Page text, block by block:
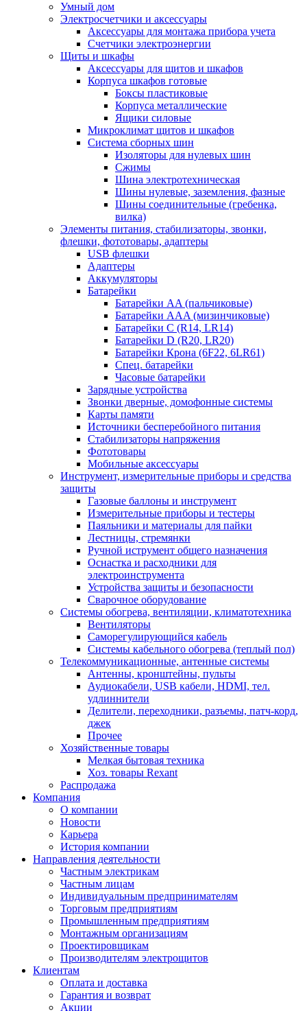
Умный дом
Электросчетчики и аксессуары
Аксессуары для монтажа прибора учета
Счетчики электроэнергии
Щиты и шкафы
Аксессуары для щитов и шкафов
Корпуса шкафов готовые
Боксы пластиковые
Корпуса металлические
Ящики силовые
Микроклимат щитов и шкафов
Система сборных шин
Изоляторы для нулевых шин
Сжимы
Шина электротехническая
Шины нулевые, заземления, фазные
Шины соединительные (гребенка,
вилка)
Элементы питания, стабилизаторы, звонки,
флешки, фототовары, адаптеры
USB флешки
Адаптеры
Аккумуляторы
Батарейки
Батарейки AA (пальчиковые)
Батарейки AAA (мизинчиковые)
Батарейки C (R14, LR14)
Батарейки D (R20, LR20)
Батарейки Крона (6F22, 6LR61)
Спец. батарейки
Часовые батарейки
Зарядные устройства
Звонки дверные, домофонные системы
Карты памяти
Источники бесперебойного питания
Стабилизаторы напряжения
Фототовары
Мобильные аксессуары
Инструмент, измерительные приборы и средства
защиты
Газовые баллоны и инструмент
Измерительные приборы и тестеры
Паяльники и материалы для пайки
Лестницы, стремянки
Ручной иструмент общего назначения
Оснастка и расходники для
электроинструмента
Устройства защиты и безопасности
Сварочное оборудование
Системы обогрева, вентиляции, климатотехника
Вентиляторы
Саморегулирующийся кабель
Системы кабельного обогрева (теплый пол)
Телекоммуникационные, антенные системы
Антенны, кронштейны, пульты
Аудиокабели, USB кабели, HDMI, тел.
удлиннители
Делители, переходники, разъемы, патч-корд,
джек
Прочее
Хозяйственные товары
Мелкая бытовая техника
Хоз. товары Rexant
Распродажа
Компания
О компании
Новости
Карьера
История компании
Направления деятельности
Частным электрикам
Частным лицам
Индивидуальным предпринимателям
Торговым предприятиям
Промышленным предприятиям
Монтажным организациям
Проектировщикам
Производителям электрощитов
Клиентам
Оплата и доставка
Гарантия и возврат
Акции